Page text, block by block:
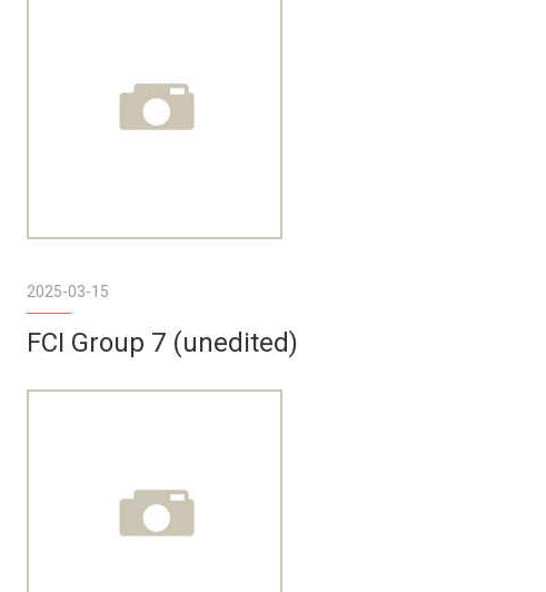
2025-03-15
FCI Group 7 (unedited)